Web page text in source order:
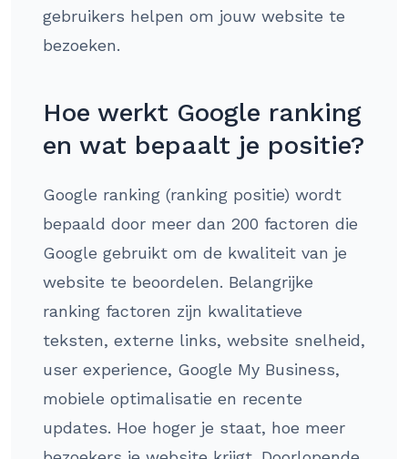
gebruikers helpen om jouw website te
bezoeken.
Hoe werkt Google ranking
en wat bepaalt je positie?
Google ranking (ranking positie) wordt
bepaald door meer dan 200 factoren die
Google gebruikt om de kwaliteit van je
website te beoordelen. Belangrijke
ranking factoren zijn kwalitatieve
teksten, externe links, website snelheid,
user experience, Google My Business,
mobiele optimalisatie en recente
updates. Hoe hoger je staat, hoe meer